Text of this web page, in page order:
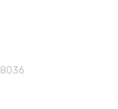
8036